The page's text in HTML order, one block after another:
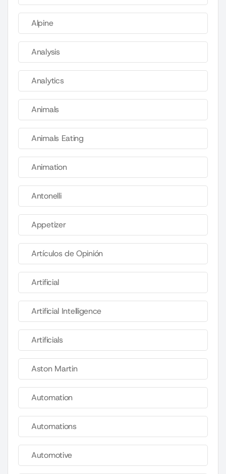
Alpine
Analysis
Analytics
Animals
Animals Eating
Animation
Antonelli
Appetizer
Artículos de Opinión
Artificial
Artificial Intelligence
Artificials
Aston Martin
Automation
Automations
Automotive